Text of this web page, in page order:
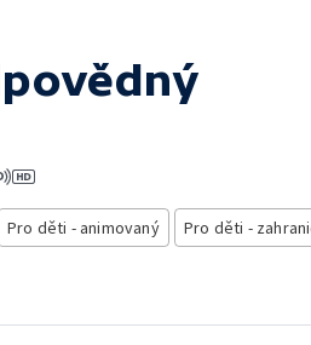
Pro děti - animovaný Pro děti -